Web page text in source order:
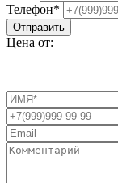
Телефон*
Цена от: